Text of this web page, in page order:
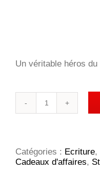
Un véritable héros
RECYCLED
-
Catégories : Ecriture,
Cadeaux d'affaires,